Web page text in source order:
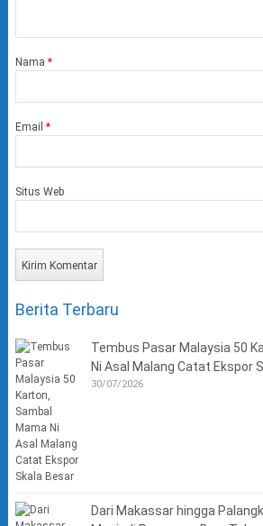
Nama *
Email *
Situs Web
Berita Terbaru
Tembus Pasar Malaysia 50
Ni Asal Malang Catat Ekspor
30/07/2026
Dari Makassar hingga